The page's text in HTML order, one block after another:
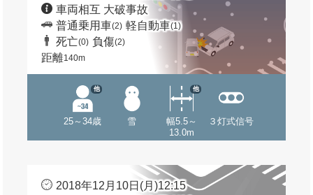
車両相互 大破事故
普通乗用車(2) 軽自動車(1)
死亡(0) 負傷(2)
距離140m
25～34歳
他
雪
幅5.5～
13.0m
他
３灯式信号
2018年12月10日(月)12:15